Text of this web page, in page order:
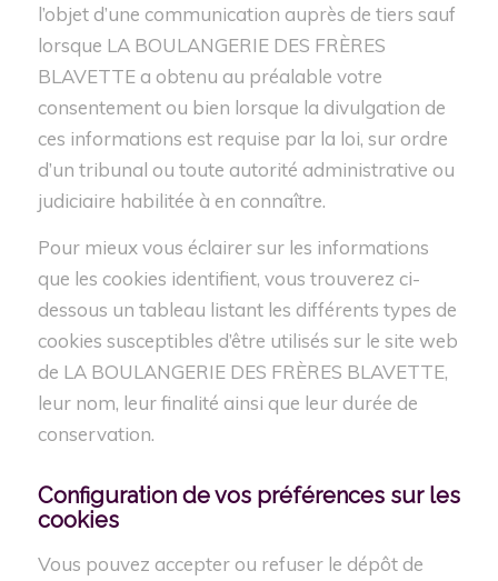
l’objet d’une communication auprès de tiers sauf
lorsque LA BOULANGERIE DES FRÈRES
BLAVETTE a obtenu au préalable votre
consentement ou bien lorsque la divulgation de
ces informations est requise par la loi, sur ordre
d’un tribunal ou toute autorité administrative ou
judiciaire habilitée à en connaître.
Pour mieux vous éclairer sur les informations
que les cookies identifient, vous trouverez ci-
dessous un tableau listant les différents types de
cookies susceptibles d’être utilisés sur le site web
de LA BOULANGERIE DES FRÈRES BLAVETTE,
leur nom, leur finalité ainsi que leur durée de
conservation.
Configurationde vos préférences sur les
cookies
Vous pouvez accepter ou refuser le dépôt de